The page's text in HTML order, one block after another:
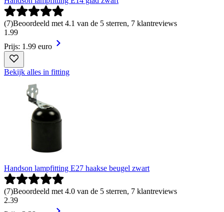
(7)Beoordeeld met 4.1 van de 5 sterren, 7 klantreviews
1 .99
Prijs: 1.99 euro
Bekijk alles in fitting
Handson lampfitting E27 haakse beugel zwart
(7)Beoordeeld met 4.0 van de 5 sterren, 7 klantreviews
2.39